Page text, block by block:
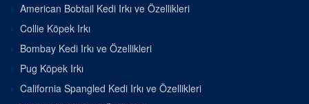
American Bobtail Kedi Irkı ve Özellikleri
Collie Köpek Irkı
Bombay Kedi Irkı ve Özellikleri
Pug Köpek Irkı
California Spangled Kedi Irkı ve Özellikleri